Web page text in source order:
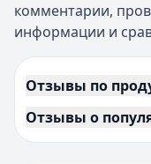
комментарии,
информации и
Отзывы по
Отзывы о